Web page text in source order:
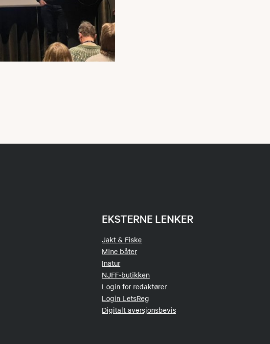
EKSTERNE LENKER
Jakt & Fiske
Mine båter
Inatur
NJFF-butikken
Login for redaktører
Login LetsReg
Digitalt aversjonsbevis